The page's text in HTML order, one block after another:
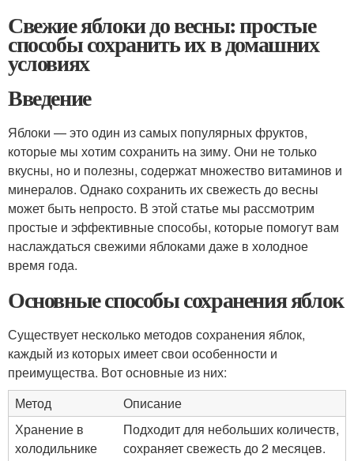
Свежие яблоки до весны: простые
способы сохранить их в домашних
условиях
Введение
Яблоки — это один из самых популярных фруктов,
которые мы хотим сохранить на зиму. Они не только
вкусны, но и полезны, содержат множество витаминов и
минералов. Однако сохранить их свежесть до весны
может быть непросто. В этой статье мы рассмотрим
простые и эффективные способы, которые помогут вам
наслаждаться свежими яблоками даже в холодное
время года.
Основные способы сохранения яблок
Существует несколько методов сохранения яблок,
каждый из которых имеет свои особенности и
преимущества. Вот основные из них:
Метод
Описание
Хранение в
холодильнике
Подходит для небольших количеств,
сохраняет свежесть до 2 месяцев.